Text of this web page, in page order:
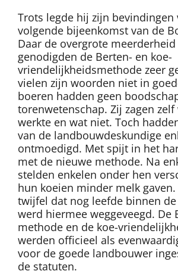
Trots legde hij zijn bevindingen
volgende bijeenkomst van de
Daar de overgrote
genodigden de Berten- en koe-
vriendelijkheidsmethode zeer
vielen zijn woorden niet in
boeren hadden geen
torenwetenschap. Zij zagen
werkte en wat niet. Toch
van de landbouwdeskundige
ontmoedigd. Met spijt in het
met de nieuwe methode. Na
stelden enkelen onder hen
hun koeien minder melk
twijfel dat nog leefde binnen
werd hiermee weggeveegd. De
methode en de koe-
werden officieel als
voor de goede landbouwer
de statuten.